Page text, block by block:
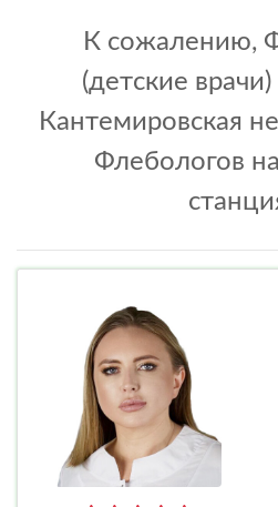
К сожалению,
(детские
Кантемировская
Флебологов